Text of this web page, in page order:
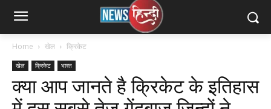
Home खेल क्रिकेट
खेल क्रिकेट भारत
क्या आप जानते है क्रिकेट के इतिहास